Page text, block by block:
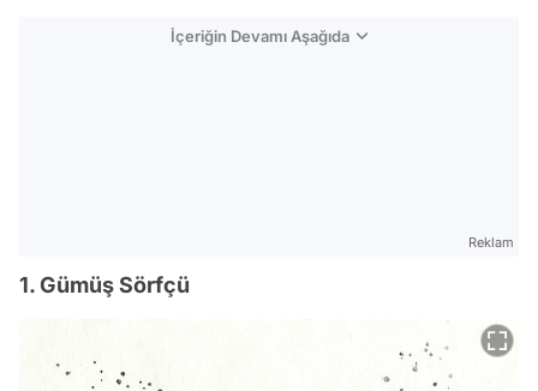
İçeriğin Devamı Aşağıda
Reklam
1. Gümüş Sörfçü